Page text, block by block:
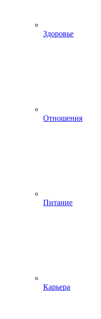
Здоровье
Отношения
Питание
Карьера